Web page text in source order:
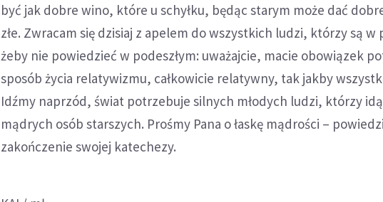
być jak dobre wino, które u schyłku, będąc starym może dać
złe. Zwracam się dzisiaj z apelem do wszystkich ludzi, którzy są
żeby nie powiedzieć w podeszłym: uważajcie, macie obowiązek
sposób życia relatywizmu, całkowicie relatywny, tak jakby
Idźmy naprzód, świat potrzebuje silnych młodych ludzi, którzy
mądrych osób starszych. Prośmy Pana o łaskę mądrości –
zakończenie swojej katechezy.